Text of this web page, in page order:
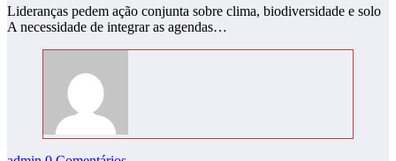
Lideranças pedem ação conjunta sobre clima, biodiversidade e solo
A necessidade de integrar as agendas…